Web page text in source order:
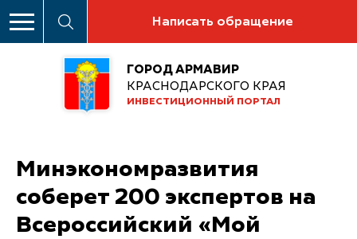
Написать обращение
ГОРОД АРМАВИР
КРАСНОДАРСКОГО КРАЯ
ИНВЕСТИЦИОННЫЙ ПОРТАЛ
Минэкономразвития
соберет 200 экспертов на
Всероссийский «Мой